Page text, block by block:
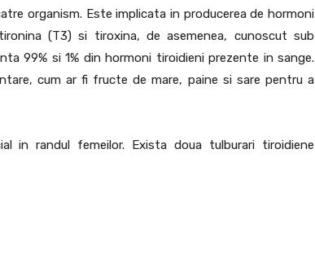
organism. Este implicata in producerea de hormoni
(T3) si tiroxina, de asemenea, cunoscut sub
99% si 1% din hormoni tiroidieni prezente in sange.
cum ar fi fructe de mare, paine si sare pentru a
in randul femeilor. Exista doua tulburari tiroidiene